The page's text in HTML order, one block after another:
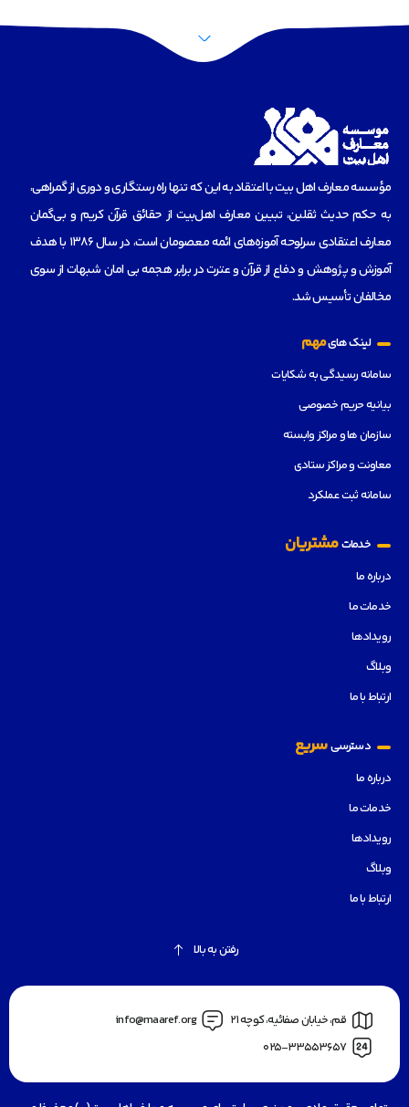
مؤسسه‌ معارف اهل بیت با اعتقاد به این که تنها راه رستگاری و دوری از گمراهی،
به حکم حدیث ثقلین، تبیین معارف اهل‌بیت از حقائق قرآن کریم و بی‌گمان
معارف اعتقادی سرلوحه آموزه‌های ائمه معصومان است، در سال 1386 با هدف
آموزش و پژوهش و دفاع از قرآن و عترت در برابر هجمه بی امان شبهات از سوی
مخالفان تأسیس شد.
لینک هایمهم
سامانه رسیدگی به شکایات
بیانیه حریم خصوصی
سازمان ها و مراکز وابسته
معاونت و مراکز ستادی
سامانه ثبت عملکرد
خدماتمشتریان
درباره ما
خدمات ما
رویدادها
وبلاگ
ارتباط با ما
دسترسیسریع
درباره ما
خدمات ما
رویدادها
وبلاگ
ارتباط با ما
رفتن به بالا
قم، خیابان صفائیه، کوچه 21
info@maaref.org
025-33553657